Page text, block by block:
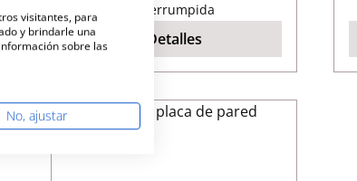
interrumpida
Detalles
Agotado
visitantes, para
y brindarle una
sobre las
No, ajustar